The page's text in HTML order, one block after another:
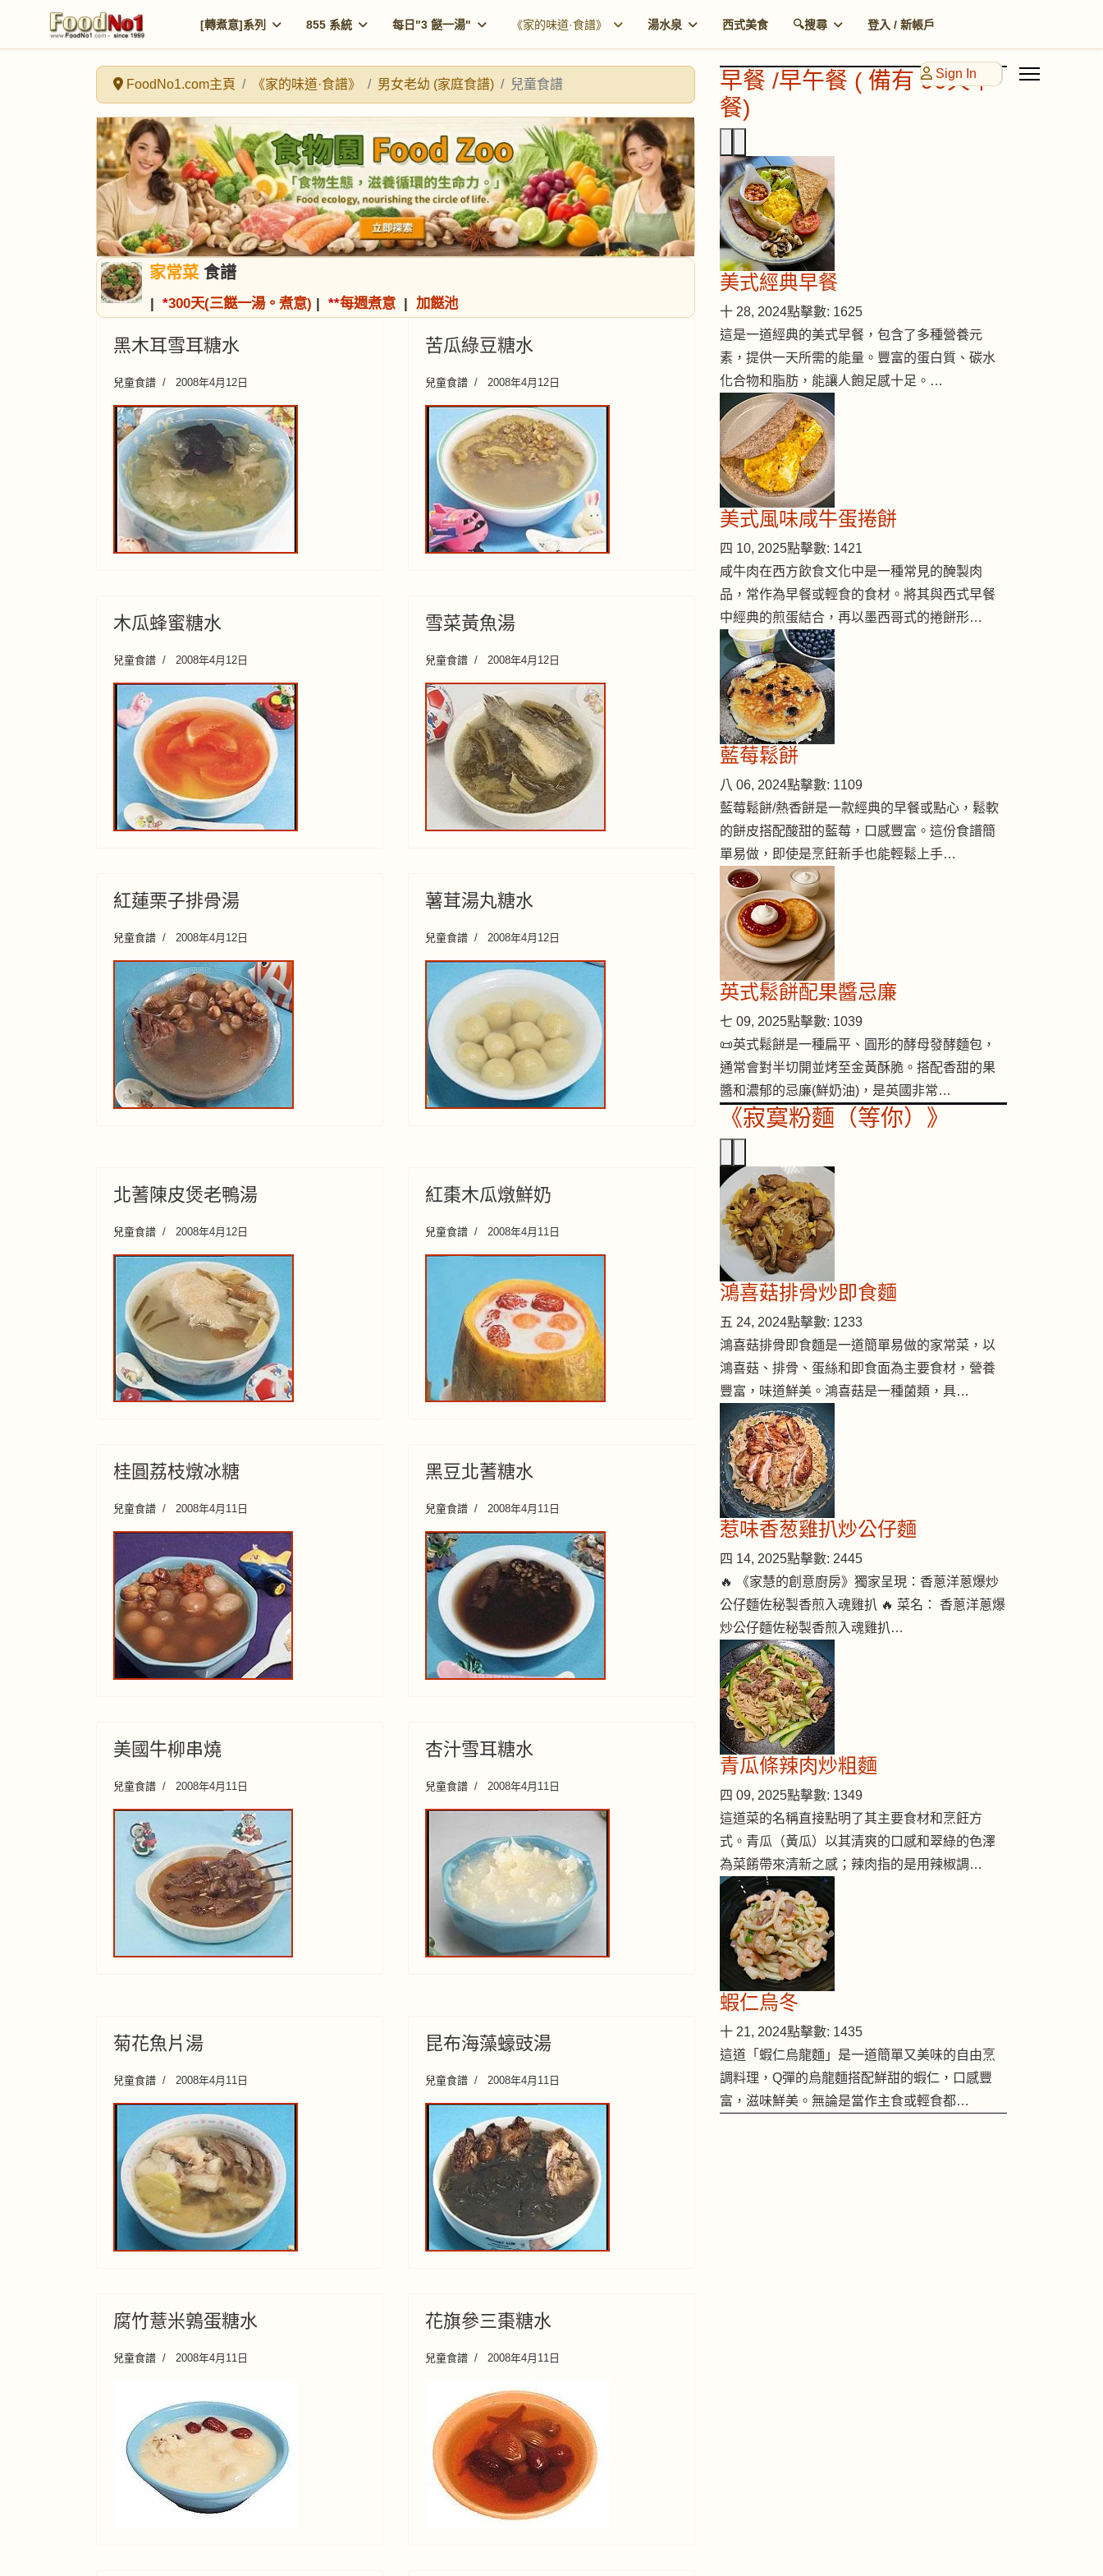
[轉煮意]系列 855 系統 每日"3 餸一湯" 《家的味道·食譜》 湯水泉 西式美食 🔍搜尋 登入 / 新帳戶
Sign In
FoodNo1.com主頁 《家的味道·食譜》 男女老幼 (家庭食譜) 兒童食譜
家常菜 食譜
| *300天(三餸一湯。煮意) | **每週煮意 | 加餸池
黑木耳雪耳糖水
兒童食譜 2008年4月12日
苦瓜綠豆糖水
兒童食譜 2008年4月12日
木瓜蜂蜜糖水
兒童食譜 2008年4月12日
雪菜黃魚湯
兒童食譜 2008年4月12日
紅蓮栗子排骨湯
兒童食譜 2008年4月12日
薯茸湯丸糖水
兒童食譜 2008年4月12日
北蓍陳皮煲老鴨湯
兒童食譜 2008年4月12日
紅棗木瓜燉鮮奶
兒童食譜 2008年4月11日
桂圓荔枝燉冰糖
兒童食譜 2008年4月11日
黑豆北蓍糖水
兒童食譜 2008年4月11日
美國牛柳串燒
兒童食譜 2008年4月11日
杏汁雪耳糖水
兒童食譜 2008年4月11日
菊花魚片湯
兒童食譜 2008年4月11日
昆布海藻蠔豉湯
兒童食譜 2008年4月11日
腐竹薏米鶉蛋糖水
兒童食譜 2008年4月11日
花旗參三棗糖水
兒童食譜 2008年4月11日
早餐 /早午餐 ( 備有 90天早
餐)
美式經典早餐
十 28, 2024點擊數: 1625
這是一道經典的美式早餐，包含了多種營養元
素，提供一天所需的能量。豐富的蛋白質、碳水
化合物和脂肪，能讓人飽足感十足。…
美式風味咸牛蛋捲餅
四 10, 2025點擊數: 1421
咸牛肉在西方飲食文化中是一種常見的醃製肉
品，常作為早餐或輕食的食材。將其與西式早餐
中經典的煎蛋結合，再以墨西哥式的捲餅形…
藍莓鬆餅
八 06, 2024點擊數: 1109
藍莓鬆餅/熱香餅是一款經典的早餐或點心，鬆軟
的餅皮搭配酸甜的藍莓，口感豐富。這份食譜簡
單易做，即使是烹飪新手也能輕鬆上手…
英式鬆餅配果醬忌廉
七 09, 2025點擊數: 1039
📜英式鬆餅是一種扁平、圓形的酵母發酵麵包，
通常會對半切開並烤至金黃酥脆。搭配香甜的果
醬和濃郁的忌廉(鮮奶油)，是英國非常…
《寂寞粉麵（等你）》
鴻喜菇排骨炒即食麵
五 24, 2024點擊數: 1233
鴻喜菇排骨即食麵是一道簡單易做的家常菜，以
鴻喜菇、排骨、蛋絲和即食面為主要食材，營養
豐富，味道鮮美。鴻喜菇是一種菌類，具…
惹味香葱雞扒炒公仔麵
四 14, 2025點擊數: 2445
🔥 《家慧的創意廚房》獨家呈現：香蔥洋蔥爆炒
公仔麵佐秘製香煎入魂雞扒 🔥 菜名： 香蔥洋蔥爆
炒公仔麵佐秘製香煎入魂雞扒…
青瓜條辣肉炒粗麵
四 09, 2025點擊數: 1349
這道菜的名稱直接點明了其主要食材和烹飪方
式。青瓜（黃瓜）以其清爽的口感和翠綠的色澤
為菜餚帶來清新之感；辣肉指的是用辣椒調…
蝦仁烏冬
十 21, 2024點擊數: 1435
這道「蝦仁烏龍麵」是一道簡單又美味的自由烹
調料理，Q彈的烏龍麵搭配鮮甜的蝦仁，口感豐
富，滋味鮮美。無論是當作主食或輕食都…